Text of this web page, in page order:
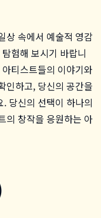
상 속에서 예술적 영감
험해 보시기 바랍니
티스트들의 이야기와
인하고, 당신의 공간을
당신의 선택이 하나의
의 창작을 응원하는 아